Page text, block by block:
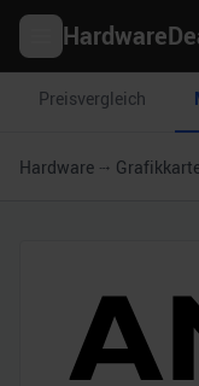
Preisvergleich
Hardware